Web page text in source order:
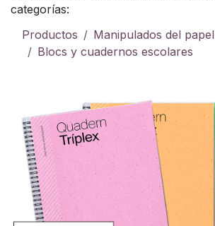
categorías:
Productos
Manipulados del papel
Blocs y cuadernos escolares